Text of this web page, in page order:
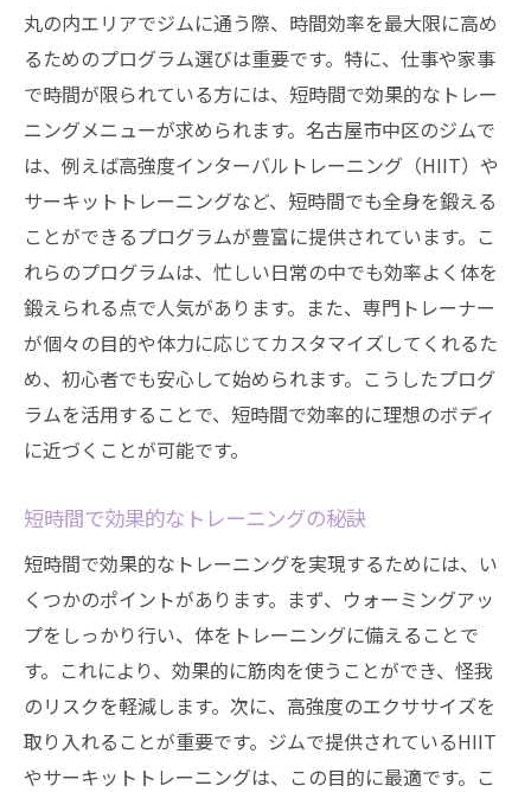
丸の内エリアでジムに通う際、時間効率を最大限に高め
るためのプログラム選びは重要です。特に、仕事や家事
で時間が限られている方には、短時間で効果的なトレー
ニングメニューが求められます。名古屋市中区のジムで
は、例えば高強度インターバルトレーニング（HIIT）や
サーキットトレーニングなど、短時間でも全身を鍛える
ことができるプログラムが豊富に提供されています。こ
れらのプログラムは、忙しい日常の中でも効率よく体を
鍛えられる点で人気があります。また、専門トレーナー
が個々の目的や体力に応じてカスタマイズしてくれるた
め、初心者でも安心して始められます。こうしたプログ
ラムを活用することで、短時間で効率的に理想のボディ
に近づくことが可能です。
短時間で効果的なトレーニングの秘訣
短時間で効果的なトレーニングを実現するためには、い
くつかのポイントがあります。まず、ウォーミングアッ
プをしっかり行い、体をトレーニングに備えることで
す。これにより、効果的に筋肉を使うことができ、怪我
のリスクを軽減します。次に、高強度のエクササイズを
取り入れることが重要です。ジムで提供されているHIIT
やサーキットトレーニングは、この目的に最適です。こ